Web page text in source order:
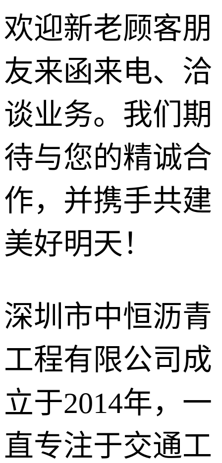
欢迎新老顾客朋
友来函来电、洽
谈业务。我们期
待与您的精诚合
作，并携手共建
美好明天！
深圳市中恒沥青
工程有限公司成
立于2014年，一
直专注于交通工
路面沥青
柏油马路
沥青道路
沥青修补
彩色沥青
沥青冷补料